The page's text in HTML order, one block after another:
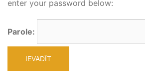
enter your password below:
Parole: